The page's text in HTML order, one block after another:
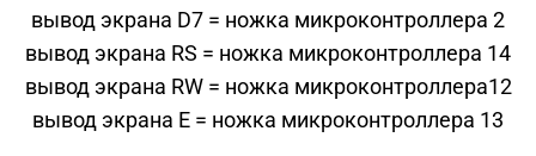
вывод экрана D7 = ножка микроконтроллера 2
вывод экрана RS = ножка микроконтроллера 14
вывод экрана RW = ножка микроконтроллера12
вывод экрана E = ножка микроконтроллера 13